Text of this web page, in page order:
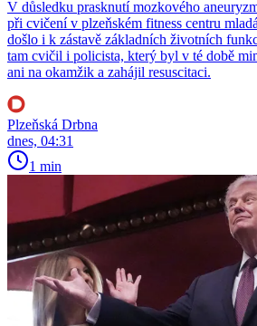
V důsledku prasknutí mozkového
při cvičení v plzeňském fitness centru
došlo i k zástavě základních životních
tam cvičil i policista, který byl v té době
ani na okamžik a zahájil resuscitaci.
Plzeňská Drbna
dnes, 04:31
1 min